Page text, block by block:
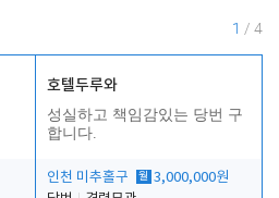
1 / 4
호텔두루와
성실하고 책임감있는 당번 구
합니다.
인천 미추홀구 월 3,000,000원